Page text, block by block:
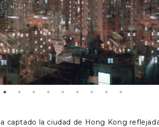
captado la ciudad de Hong Kong